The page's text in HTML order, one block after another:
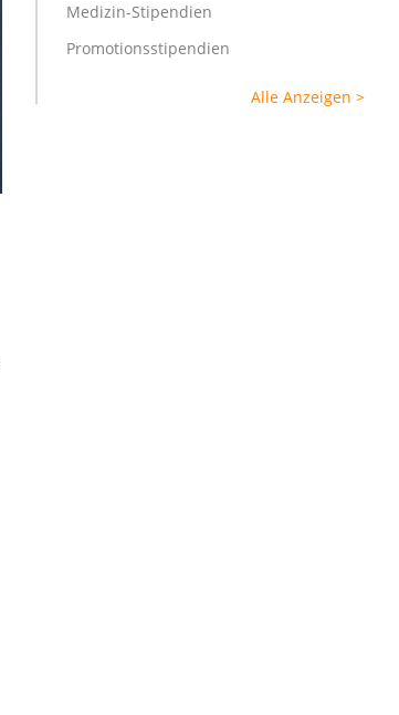
Medizin-Stipendien
Promotionsstipendien
Alle Anzeigen >